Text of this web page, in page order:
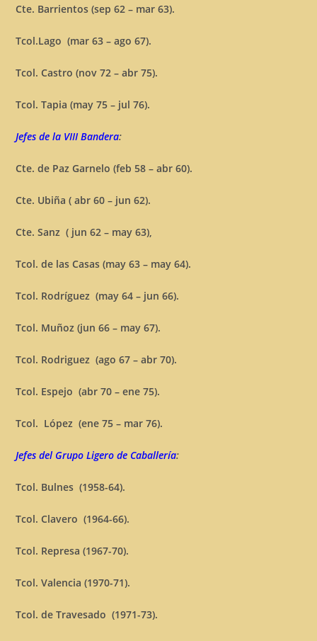
Cte. Barrientos (sep 62 – mar 63).
Tcol.Lago (mar 63 – ago 67).
Tcol. Castro (nov 72 – abr 75).
Tcol. Tapia (may 75 – jul 76).
Jefes de la VIII Bandera:
Cte. de Paz Garnelo (feb 58 – abr 60).
Cte. Ubiña ( abr 60 – jun 62).
Cte. Sanz ( jun 62 – may 63),
Tcol. de las Casas (may 63 – may 64).
Tcol. Rodríguez (may 64 – jun 66).
Tcol. Muñoz (jun 66 – may 67).
Tcol. Rodriguez (ago 67 – abr 70).
Tcol. Espejo (abr 70 – ene 75).
Tcol. López (ene 75 – mar 76).
Jefes del Grupo Ligero de Caballería:
Tcol. Bulnes (1958-64).
Tcol. Clavero (1964-66).
Tcol. Represa (1967-70).
Tcol. Valencia (1970-71).
Tcol. de Travesado (1971-73).